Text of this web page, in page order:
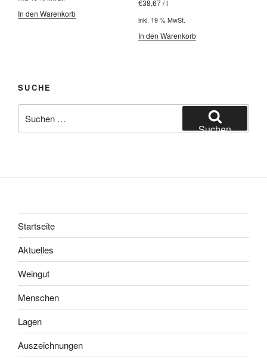
In den Warenkorb
€38,67/l
inkl. 19 % MwSt.
In den Warenkorb
SUCHE
nach:
Suchen
Startseite
Aktuelles
Weingut
Menschen
Lagen
Auszeichnungen